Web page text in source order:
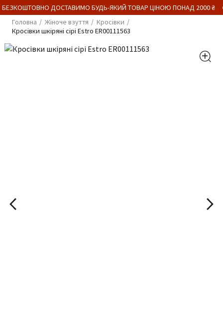
ДОСТАВИМО БУДЬ-ЯКИЙ ТОВАР ЦІНОЮ ПОНАД 2000 ₴
Головна
Жіноче взуття
Кросівки
Кросівки шкіряні сірі Estro ER00111563